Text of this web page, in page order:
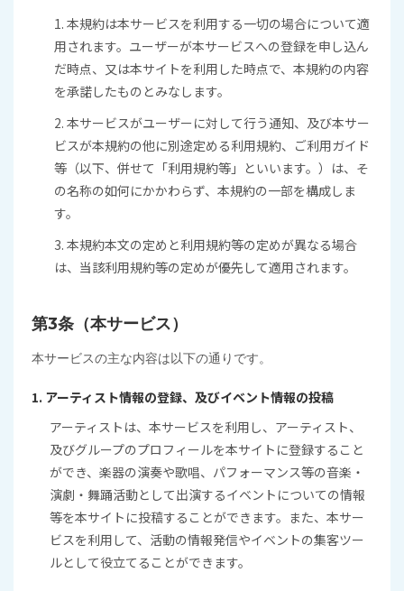
1. 本規約は本サービスを利用する一切の場合について適
用されます。ユーザーが本サービスへの登録を申し込ん
だ時点、又は本サイトを利用した時点で、本規約の内容
を承諾したものとみなします。
2. 本サービスがユーザーに対して行う通知、及び本サー
ビスが本規約の他に別途定める利用規約、ご利用ガイド
等（以下、併せて「利用規約等」といいます。）は、そ
の名称の如何にかかわらず、本規約の一部を構成しま
す。
3. 本規約本文の定めと利用規約等の定めが異なる場合
は、当該利用規約等の定めが優先して適用されます。
第3条（本サービス）
本サービスの主な内容は以下の通りです。
1. アーティスト情報の登録、及びイベント情報の投稿
アーティストは、本サービスを利用し、アーティスト、
及びグループのプロフィールを本サイトに登録すること
ができ、楽器の演奏や歌唱、パフォーマンス等の音楽・
演劇・舞踊活動として出演するイベントについての情報
等を本サイトに投稿することができます。また、本サー
ビスを利用して、活動の情報発信やイベントの集客ツー
ルとして役立てることができます。